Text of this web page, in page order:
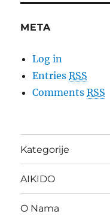
META
Log in
EntriesRSS
CommentsRSS
Kategorije
AIKIDO
O Nama